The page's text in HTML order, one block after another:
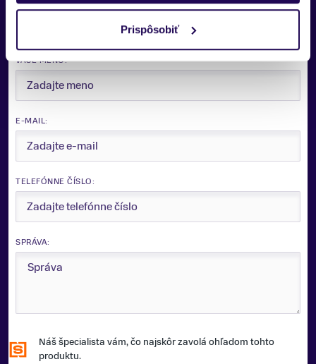
Prispôsobiť
TYP VIAZANIA
ŠÍRKA LYŽÍ POD VIAZANÍM
76mm
FARBA
ZNAČKA
Elan
Potrebujete viac informácii? Sme tu
pre vás.
VAŠE MENO:
E-MAIL:
TELEFÓNNE ČÍSLO:
SPRÁVA:
Náš špecialista vám, čo najskôr zavolá ohľadom tohto
produktu.